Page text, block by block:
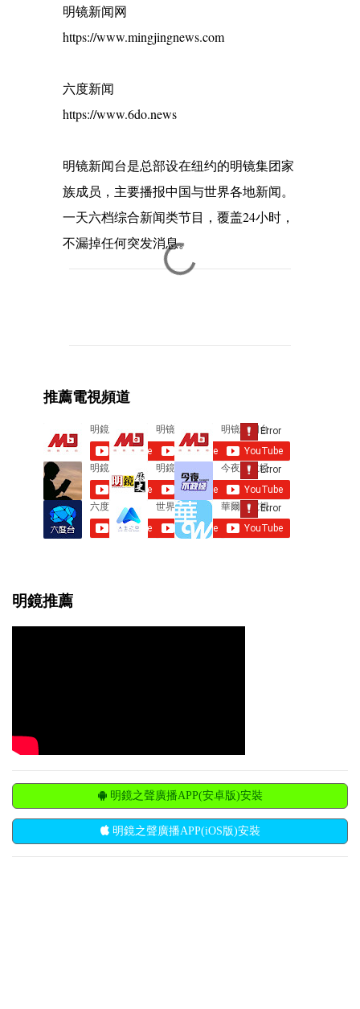
明镜新闻网
https://www.mingjingnews.com
六度新闻
https://www.6do.news
明镜新闻台是总部设在纽约的明镜集团家
族成员，主要播报中国与世界各地新闻。
一天六档综合新闻类节目，覆盖24小时，
不漏掉任何突发消息。
n
t
s
推薦電視頻道
明鏡推薦
明鏡之聲廣播APP(安卓版)安裝
明鏡之聲廣播APP(iOS版)安裝